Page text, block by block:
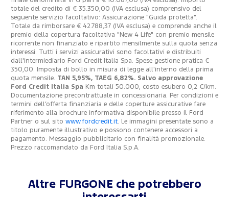
totale del credito di € 35.350,00 (IVA esclusa) comprensivo del
seguente servizio facoltativo: Assicurazione "Guida protetta".
Totale da rimborsare € 42.788,37 (IVA esclusa) e comprende anche il
premio della copertura facoltativa "New 4 Life" con premio mensile
ricorrente non finanziato e ripartito mensilmente sulla quota senza
interessi. Tutti i servizi assicurativi sono facoltativi e distribuiti
dall'intermiediario Ford Credit Italia Spa. Spese gestione pratica €
350,00. Imposta di bollo in misura di legge all'interno della prima
quota mensile. TAN 5,95%, TAEG 6,82%. Salvo approvazione
Ford Credit Italia Spa Km totali 50.000, costo esubero 0,2 €/km.
Documentazione precontrattuale in concessionaria. Per condizioni e
termini dell’offerta finanziaria e delle coperture assicurative fare
riferimento alla brochure informativa disponibile presso il Ford
Partner o sul sito www.fordcredit.it . Le immagini presentate sono a
titolo puramente illustrativo e possono contenere accessori a
pagamento. Messaggio pubblicitario con finalità promozionale.
Prezzo raccomandato da Ford Italia S.p.A.
Altre FURGONE che potrebbero